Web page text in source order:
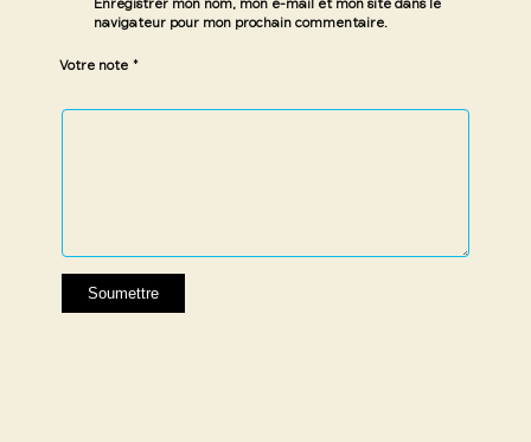
Enregistrer mon nom, mon e-mail et mon site dans le
navigateur pour mon prochain commentaire.
Votre note *
1 étoile
2 étoiles
3 étoiles
4 étoiles
5 étoiles